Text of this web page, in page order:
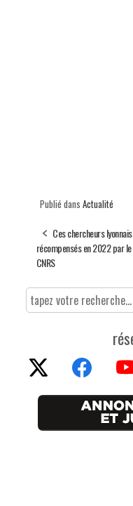
Publié dans Actualité
Ces chercheurs lyonnais
récompensés en 2022 par le
CNRS